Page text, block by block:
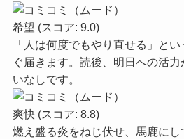
希望 (スコア: 9.0)
「人は何度でもやり直せる」と
ぐ届きます。読後、明日への活
いなしです。
爽快 (スコア: 8.8)
燃え盛る炎をねじ伏せ、馬鹿に